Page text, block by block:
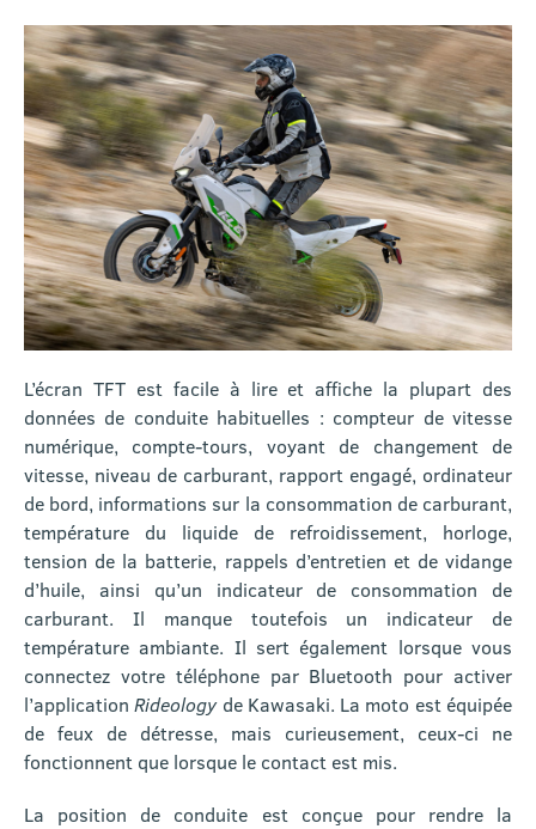
L’écran TFT est facile à lire et affiche la plupart des
données de conduite habituelles : compteur de vitesse
numérique, compte-tours, voyant de changement de
vitesse, niveau de carburant, rapport engagé, ordinateur
de bord, informations sur la consommation de carburant,
température du liquide de refroidissement, horloge,
tension de la batterie, rappels d’entretien et de vidange
d’huile, ainsi qu’un indicateur de consommation de
carburant. Il manque toutefois un indicateur de
température ambiante. Il sert également lorsque vous
connectez votre téléphone par Bluetooth pour activer
l’applicationRideologyde Kawasaki. La moto est équipée
de feux de détresse, mais curieusement, ceux-ci ne
fonctionnent que lorsque le contact est mis.
La position de conduite est conçue pour rendre la